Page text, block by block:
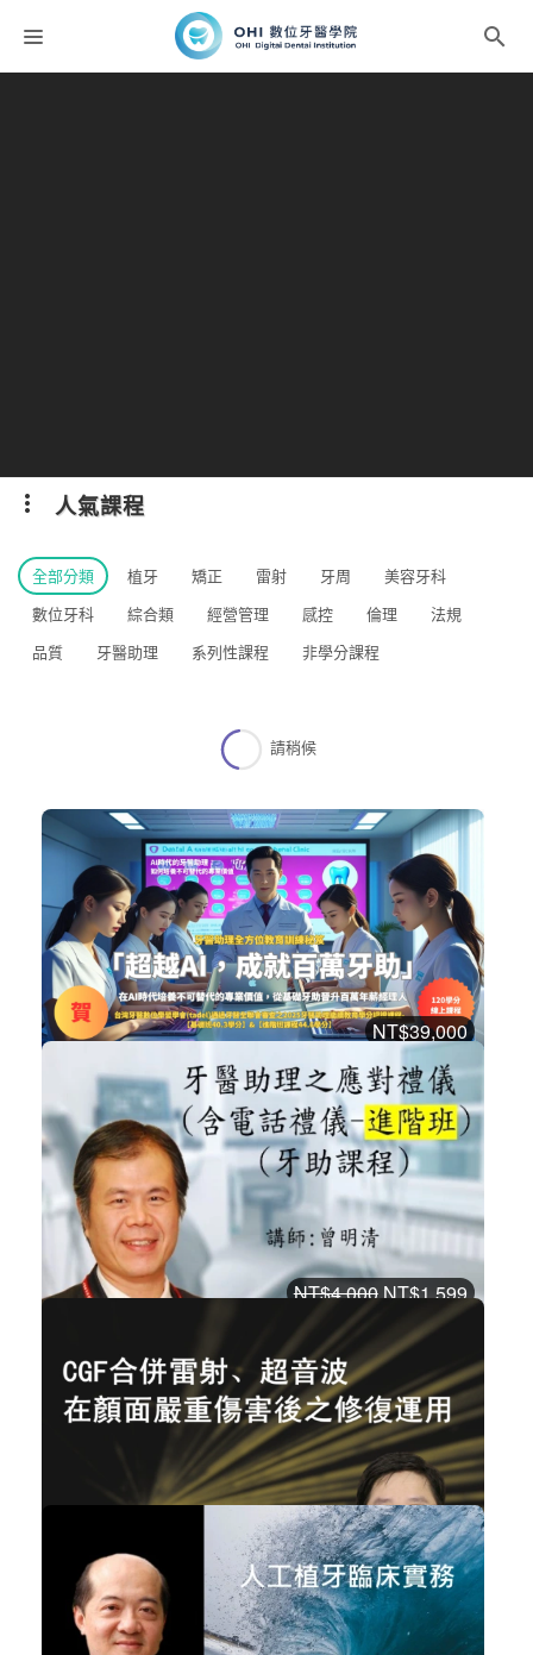
人氣課程
全部分類 植牙 矯正 雷射 牙周
美容牙科
數位牙科
綜合類 經營管理 感控 倫理
法規
品質
牙醫助理 系列性課程 非學分課程
請稍候
NT$39,000
2025【超越AI，成就百萬牙助】 牙助...
系列性課程 加入購物車
購買後有效期限：2027-08-06
15289
NT$4,000NT$1,599
講師-曾明清-牙醫助理之應對禮儀(含...
牙醫助理 加入購物車
購買後有效期限：2026-09-06
10062
NT$3,000
江濤 - CGF合併雷射、超音波在顏面嚴...
美容牙科 加入購物車